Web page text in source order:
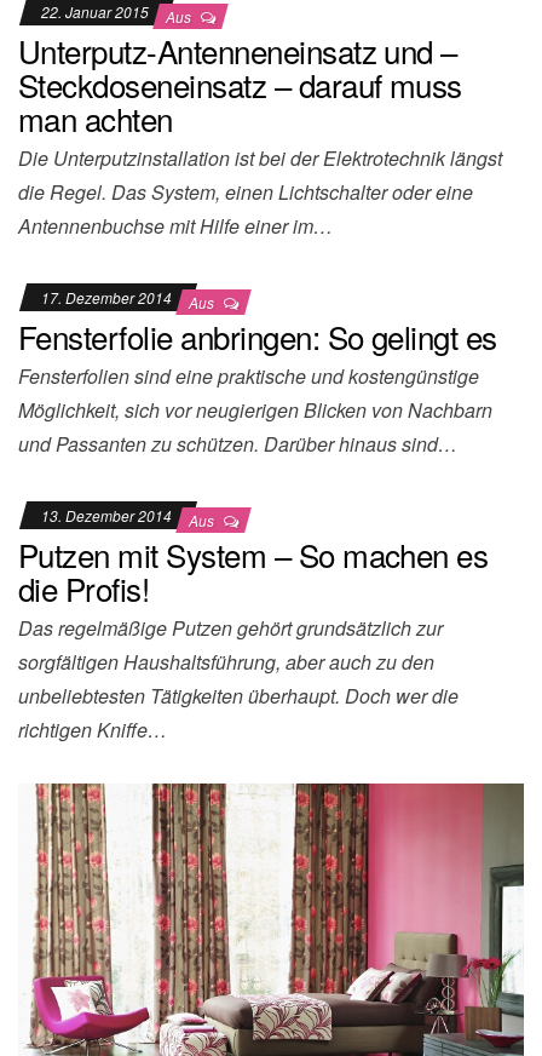
22. Januar 2015 Aus
Unterputz-Antenneneinsatz und –
Steckdoseneinsatz – darauf muss
man achten
Die Unterputzinstallation ist bei der Elektrotechnik längst
die Regel. Das System, einen Lichtschalter oder eine
Antennenbuchse mit Hilfe einer im…
17. Dezember 2014 Aus
Fensterfolie anbringen: So gelingt es
Fensterfolien sind eine praktische und kostengünstige
Möglichkeit, sich vor neugierigen Blicken von Nachbarn
und Passanten zu schützen. Darüber hinaus sind…
13. Dezember 2014 Aus
Putzen mit System – So machen es
die Profis!
Das regelmäßige Putzen gehört grundsätzlich zur
sorgfältigen Haushaltsführung, aber auch zu den
unbeliebtesten Tätigkeiten überhaupt. Doch wer die
richtigen Kniffe…